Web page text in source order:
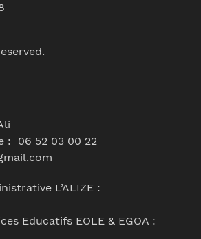
: 06 52 03 00 22
L’ALIZE :
Educatifs EOLE & EGOA :